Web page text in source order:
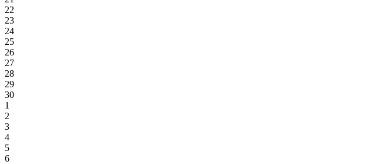
22
23
24
25
26
27
28
29
30
1
2
3
4
5
6